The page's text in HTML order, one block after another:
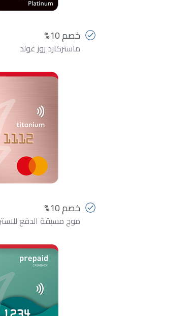
خصم 10%
ماستركارد روز غولد
خصم 10%
موج مسبقة الدفع